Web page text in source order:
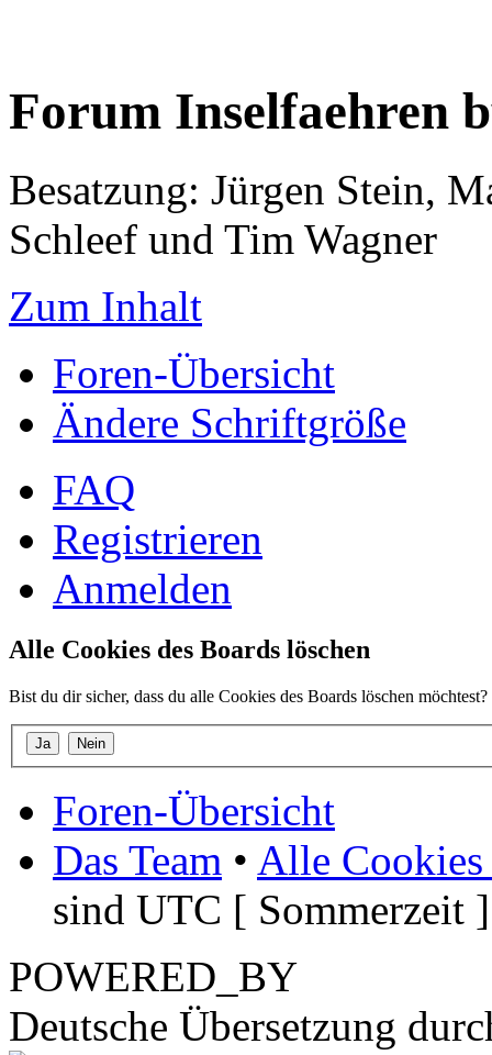
Forum Inselfaehren
Besatzung: Jürgen Stein,
Schleef und Tim Wagner
Zum Inhalt
Foren-Übersicht
Ändere Schriftgröße
FAQ
Registrieren
Anmelden
Alle Cookies des Boards löschen
Bist du dir sicher, dass du alle Cookies des Boards löschen möchtest?
Foren-Übersicht
Das Team • Alle Cookies
sind UTC [ Sommerzeit ]
POWERED_BY
Deutsche Übersetzung